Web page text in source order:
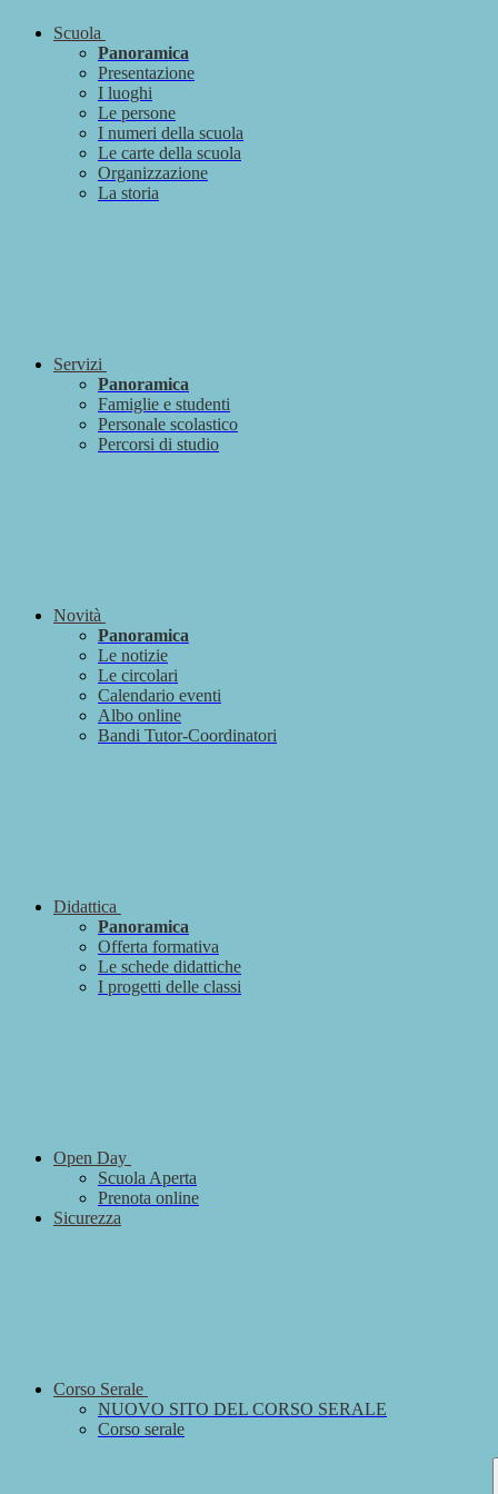
Scuola
Panoramica
Presentazione
I luoghi
Le persone
I numeri della scuola
Le carte della scuola
Organizzazione
La storia
Servizi
Panoramica
Famiglie e studenti
Personale scolastico
Percorsi di studio
Novità
Panoramica
Le notizie
Le circolari
Calendario eventi
Albo online
Bandi Tutor-Coordinatori
Didattica
Panoramica
Offerta formativa
Le schede didattiche
I progetti delle classi
Open Day
Scuola Aperta
Prenota online
Sicurezza
Corso Serale
NUOVO SITO DEL CORSO SERALE
Corso serale